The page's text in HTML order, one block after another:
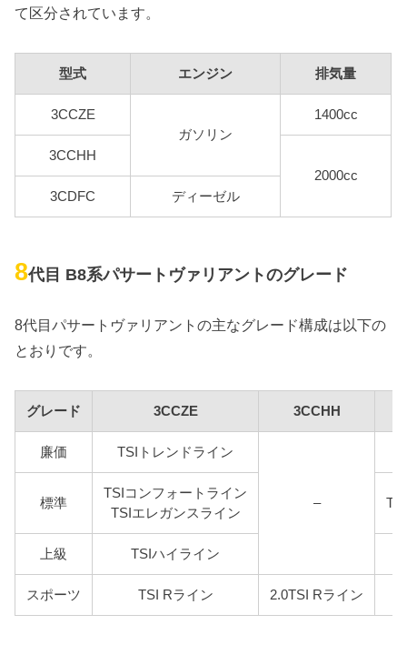
て区分されています。
型式 エンジン 排気量
3CCZE
ガソリン
1400cc
3CCHH
2000cc
3CDFC
ディーゼル
8代目 B8系パサートヴァリアントのグレード
8代目パサートヴァリアントの主なグレード構成は以下の
とおりです。
グレード 3CCZE 3CCHH
廉価 TSIトレンドライン
–
標準
TSIコンフォートライン
TSIエレガンスライン
上級 TSIハイライン
スポーツ TSI Rライン 2.0TSI Rライン